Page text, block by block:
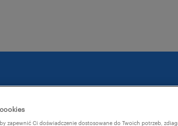
zapewnić Ci doświadczenie dostosowane do Twoich potrzeb,